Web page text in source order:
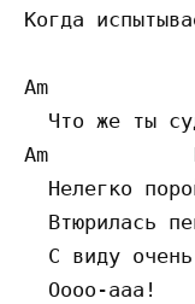
Когда
Am
Что же ты
Am
Нелегко
Втюрилась
С виду
  Оооо-ааа!